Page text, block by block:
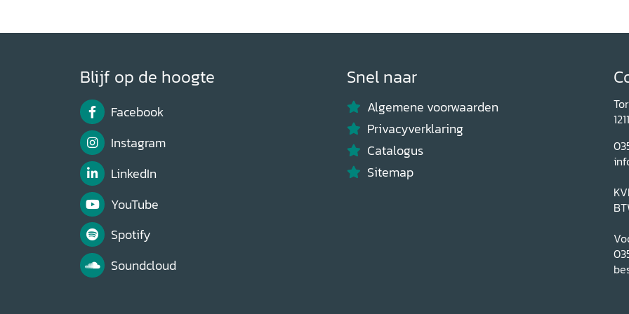
Blijf op de hoogte
Facebook
Instagram
LinkedIn
YouTube
Spotify
Soundcloud
Snel naar
Algemene voorwaarden
Privacyverklaring
Catalogus
Sitemap